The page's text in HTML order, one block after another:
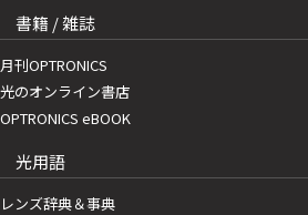
書籍 / 雑誌
月刊OPTRONICS
光のオンライン書店
OPTRONICS eBOOK
光用語
レンズ辞典＆事典